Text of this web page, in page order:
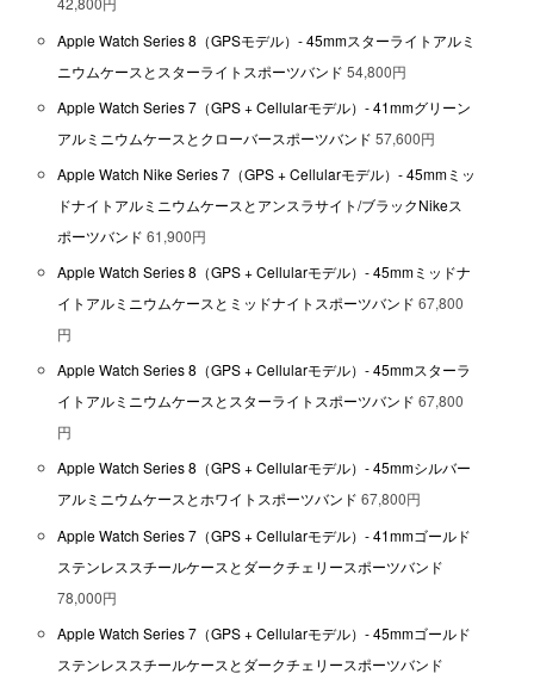
Apple Watch Series 8（GPSモデル）- 45mmスターライトアルミ
ニウムケースとスターライトスポーツバンド54,800円
Apple Watch Series 7（GPS + Cellularモデル）- 41mmグリーン
アルミニウムケースとクローバースポーツバンド57,600円
Apple Watch Nike Series 7（GPS + Cellularモデル）- 45mmミッ
ドナイトアルミニウムケースとアンスラサイト/ブラックNikeス
ポーツバンド61,900円
Apple Watch Series 8（GPS + Cellularモデル）- 45mmミッドナ
イトアルミニウムケースとミッドナイトスポーツバンド67,800
円
Apple Watch Series 8（GPS + Cellularモデル）- 45mmスターラ
イトアルミニウムケースとスターライトスポーツバンド67,800
円
Apple Watch Series 8（GPS + Cellularモデル）- 45mmシルバー
アルミニウムケースとホワイトスポーツバンド67,800円
Apple Watch Series 7（GPS + Cellularモデル）- 41mmゴールド
ステンレススチールケースとダークチェリースポーツバンド
78,000円
Apple Watch Series 7（GPS + Cellularモデル）- 45mmゴールド
ステンレススチールケースとダークチェリースポーツバンド